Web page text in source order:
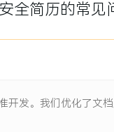
全简历的常见
发。我们优化了